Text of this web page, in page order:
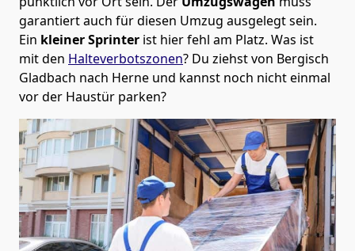
garantiert auch für diesen Umzug ausgelegt sein.
Ein kleiner Sprinter ist hier fehl am Platz. Was ist
mit den Halteverbotszonen? Du ziehst von Bergisch
Gladbach nach Herne und kannst noch nicht einmal
vor der Haustür parken?